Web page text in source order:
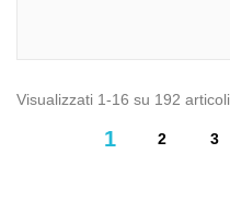
Visualizzati 1-16 su 192 articoli
1 2 3